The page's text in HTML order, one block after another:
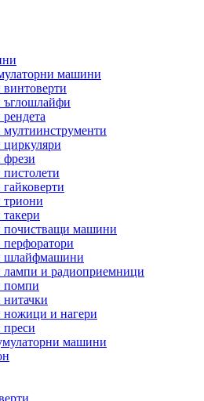
машини
ъглошлайфи
триони
почистващи машини
шлайфмашини
лампи и радиоприемници
помпи
ножици и нагери
машини